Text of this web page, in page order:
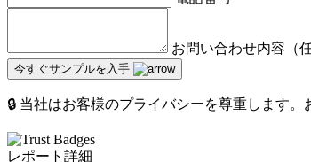
お問い合わせ内容（任
今すぐサンプルを入手
🔒 当社はお客様のプライバシーを尊重します
レポート詳細